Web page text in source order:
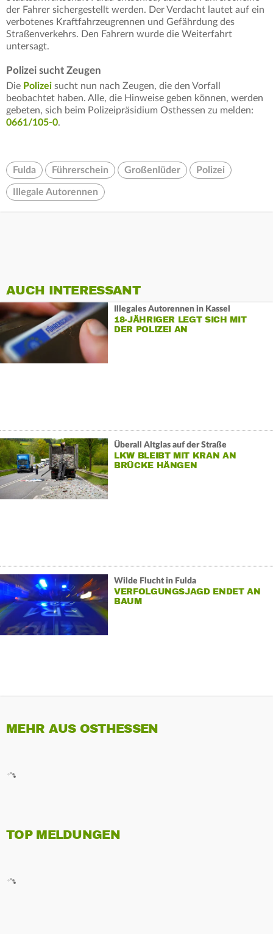
der Fahrer sichergestellt werden. Der Verdacht lautet auf ein
verbotenes Kraftfahrzeugrennen und Gefährdung des
Straßenverkehrs. Den Fahrern wurde die Weiterfahrt
untersagt.
Polizei sucht Zeugen
Die Polizei sucht nun nach Zeugen, die den Vorfall
beobachtet haben. Alle, die Hinweise geben können, werden
gebeten, sich beim Polizeipräsidium Osthessen zu melden:
0661/105-0.
Fulda Führerschein Großenlüder Polizei
Illegale Autorennen
AUCH INTERESSANT
Illegales Autorennen in Kassel
18-JÄHRIGER LEGT SICH MIT
DER POLIZEI AN
Überall Altglas auf der Straße
LKW BLEIBT MIT KRAN AN
BRÜCKE HÄNGEN
Wilde Flucht in Fulda
VERFOLGUNGSJAGD ENDET AN
BAUM
MEHR AUS OSTHESSEN
TOP MELDUNGEN